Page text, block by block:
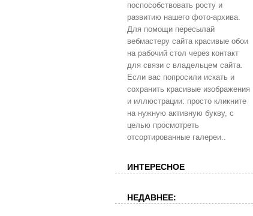
поспособствовать росту и
развитию нашего фото-архива.
Для помощи пересылай
вебмастеру сайта красивые обои
на рабочий стол через контакт
для связи с владельцем сайта.
Если вас попросили искать и
сохранить красивые изображения
и иллюстрации: просто кликните
на нужную активную букву, с
целью просмотреть
отсортированные галереи..
ИНТЕРЕСНОЕ
НЕДАВНЕЕ: